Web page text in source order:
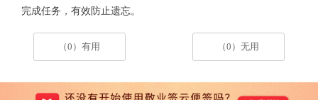
完成任务，有效防止遗忘。
（0）有用 （0）无用